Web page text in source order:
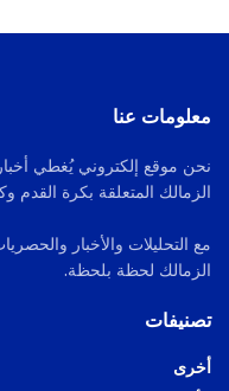
معلومات عنا
نحن موقع إلكتروني يُغطي
الزمالك المتعلقة بكرة القدم
مع التحليلات والأخبار
الزمالك لحظة بلحظة.
تصنيفات
أخرى